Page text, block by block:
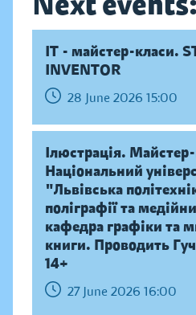
IT - майстер-класи.
INVENTOR
28 June 2026 15:00
Ілюстрація.
Національний
"Львівська
поліграфії та
кафедра графіки та
книги. Проводить
14+
27 June 2026 16:00